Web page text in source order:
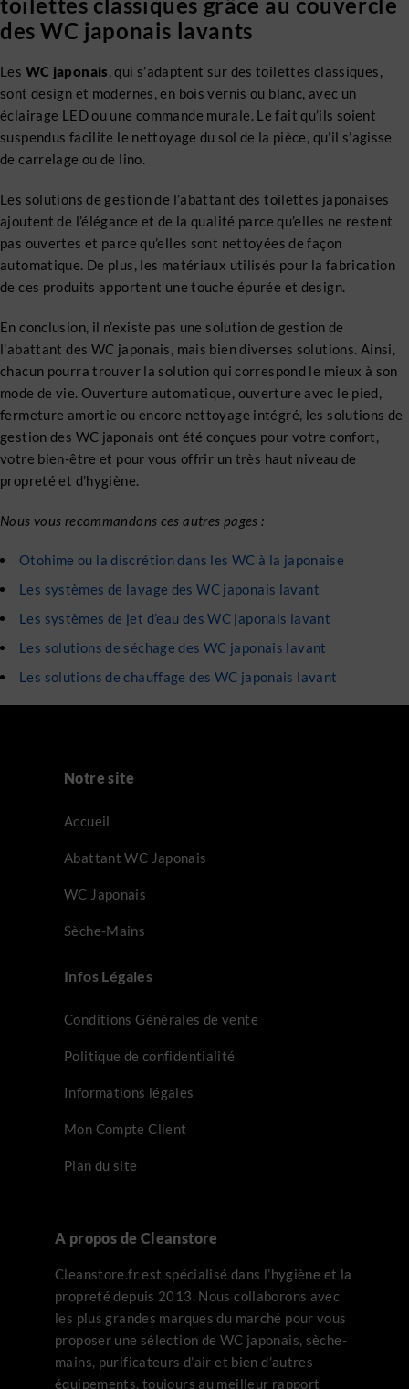
des WC japonais lavants
Les WC japonais, qui s’adaptent sur des toilettes classiques,
sont design et modernes, en bois vernis ou blanc, avec un
éclairage LED ou une commande murale. Le fait qu’ils soient
suspendus facilite le nettoyage du sol de la pièce, qu’il s’agisse
de carrelage ou de lino.
Les solutions de gestion de l’abattant des toilettes japonaises
ajoutent de l’élégance et de la qualité parce qu’elles ne restent
pas ouvertes et parce qu’elles sont nettoyées de façon
automatique. De plus, les matériaux utilisés pour la fabrication
de ces produits apportent une touche épurée et design.
En conclusion, il n’existe pas une solution de gestion de
l’abattant des WC japonais, mais bien diverses solutions. Ainsi,
chacun pourra trouver la solution qui correspond le mieux à son
mode de vie. Ouverture automatique, ouverture avec le pied,
fermeture amortie ou encore nettoyage intégré, les solutions de
gestion des WC japonais ont été conçues pour votre confort,
votre bien-être et pour vous offrir un très haut niveau de
propreté et d’hygiène.
Nous vous recommandons ces autres pages :
Otohime ou la discrétion dans les WC à la japonaise
Les systèmes de lavage des WC japonais lavant
Les systèmes de jet d’eau des WC japonais lavant
Les solutions de séchage des WC japonais lavant
Les solutions de chauffage des WC japonais lavant
Notre site
Accueil
Abattant WC Japonais
WC Japonais
Sèche-Mains
Infos Légales
Conditions Générales de vente
Politique de confidentialité
Informations légales
Mon Compte Client
Plan du site
A propos de Cleanstore
Cleanstore.fr est spécialisé dans l’hygiène et la
propreté depuis 2013. Nous collaborons avec
les plus grandes marques du marché pour vous
proposer une sélection de WC japonais, sèche-
mains, purificateurs d’air et bien d’autres
équipements, toujours au meilleur rapport